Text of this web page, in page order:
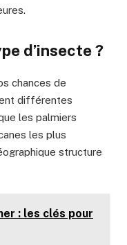
d’insecte ?
chances de
différentes
les palmiers
les plus
structure
: les clés pour